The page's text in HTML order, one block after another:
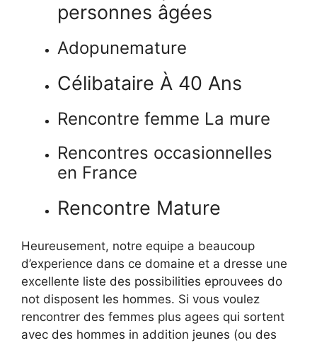
personnes âgées
Adopunemature
Célibataire À 40 Ans
Rencontre femme La mure
Rencontres occasionnelles
en France
Rencontre Mature
Heureusement, notre equipe a beaucoup
d’experience dans ce domaine et a dresse une
excellente liste des possibilities eprouvees do
not disposent les hommes. Si vous voulez
rencontrer des femmes plus agees qui sortent
avec des hommes in addition jeunes (ou des